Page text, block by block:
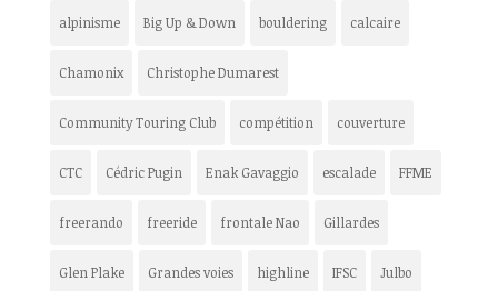
alpinisme Big Up & Down bouldering calcaire
Chamonix Christophe Dumarest
Community Touring Club compétition couverture
CTC Cédric Pugin Enak Gavaggio escalade FFME
freerando freeride frontale Nao Gillardes
Glen Plake Grandes voies highline IFSC Julbo